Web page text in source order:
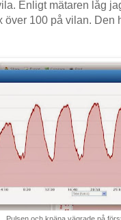
Enligt mätaren låg
över 100 på vilan. Den